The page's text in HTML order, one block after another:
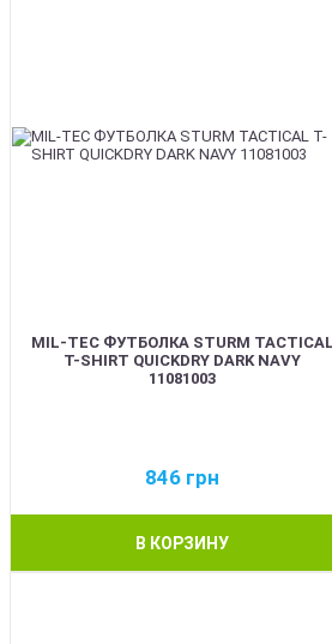
MIL-TEC ФУТБОЛКА STURM TACTICAL
T-SHIRT QUICKDRY DARK NAVY
11081003
846 грн
В КОРЗИНУ